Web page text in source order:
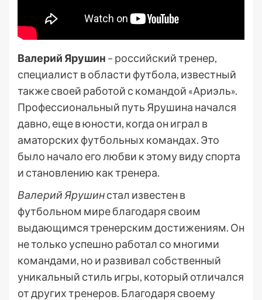
Валерий Ярушин – российский тренер,
специалист в области футбола, известный
также своей работой с командой «Ариэль».
Профессиональный путь Ярушина начался
давно, еще в юности, когда он играл в
аматорских футбольных командах. Это
было начало его любви к этому виду спорта
и становлению как тренера.
Валерий Ярушинстал известен в
футбольном мире благодаря своим
выдающимся тренерским достижениям. Он
не только успешно работал со многими
командами, но и развивал собственный
уникальный стиль игры, который отличался
от других тренеров. Благодаря своему